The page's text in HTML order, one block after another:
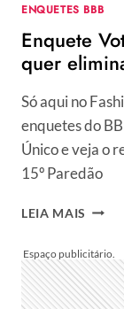
ENQUETES BBB
Enquete
quer
Só aqui no
enquetes do
Único e veja o
15º Paredão
LEIA MAIS
BBB
24:
QUEM